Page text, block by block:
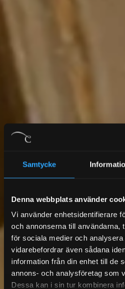
Samtycke
Denna webbplats använder
Vi använder enhetsidentifierare
och annonserna till användarna,
för sociala medier och
vidarebefordrar även sådana
information från din enhet till de
annons- och analysföretag som
Dessa kan i sin tur kombinera